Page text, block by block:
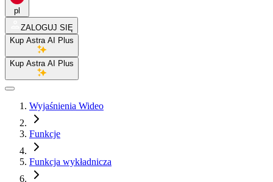
pl
ZALOGUJ SIĘ
Kup Astra AI Plus
Kup Astra AI Plus
Wyjaśnienia Wideo
Funkcje
Funkcja wykładnicza